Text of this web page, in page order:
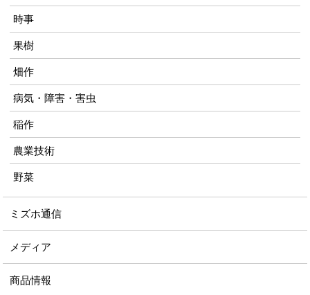
時事
果樹
畑作
病気・障害・害虫
稲作
農業技術
野菜
ミズホ通信
メディア
商品情報